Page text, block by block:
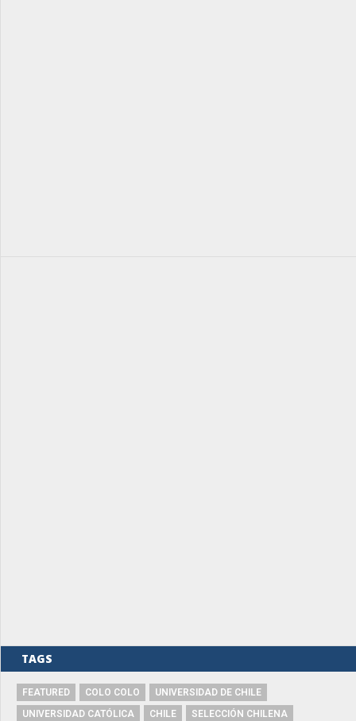
TAGS
FEATURED COLO COLO
UNIVERSIDAD DE CHILE
UNIVERSIDAD CATÓLICA
CHILE
SELECCIÓN CHILENA